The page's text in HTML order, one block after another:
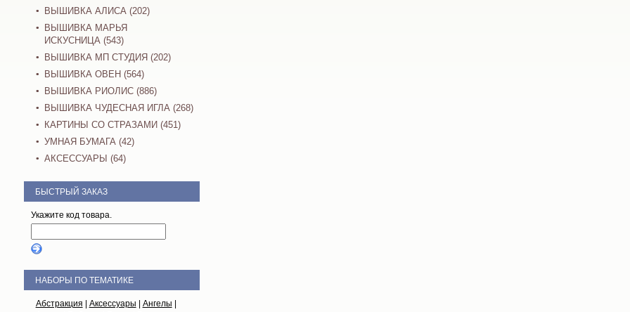
ВЫШИВКА АЛИСА (202)
ВЫШИВКА МАРЬЯ
ИСКУСНИЦА (543)
ВЫШИВКА МП СТУДИЯ (202)
ВЫШИВКА ОВЕН (564)
ВЫШИВКА РИОЛИС (886)
ВЫШИВКА ЧУДЕСНАЯ ИГЛА (268)
КАРТИНЫ СО СТРАЗАМИ (451)
УМНАЯ БУМАГА (42)
АКСЕССУАРЫ (64)
БЫСТРЫЙ ЗАКАЗ
Укажите код товара.
НАБОРЫ ПО ТЕМАТИКЕ
Абстракция Аксессуары Ангелы